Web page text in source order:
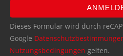
Dieses Formular wird durch
Google
Nutzungsbedingungen gelten.